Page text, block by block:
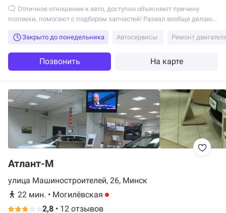
поломки, помогают с подбором запчастей! Развал вообще делают
Закрыто до понедельника
Автосервисы Ремонт
Позвонить На карте
Атлант-М
улица Машиностроителей, 26, Минск
22 мин. • Могилёвская
2,8 • 12 отзывов